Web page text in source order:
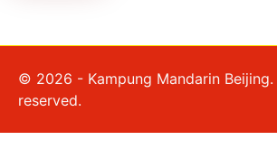
© 2026 - Kampung Mandarin
reserved.